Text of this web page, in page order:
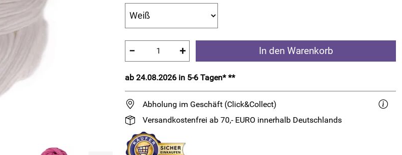
− + In den Warenkorb
ab 24.08.2026 in 5-6 Tagen* **
Abholung im Geschäft (Click&Collect)
Versandkostenfrei ab 70,- EURO innerhalb Deutschlands